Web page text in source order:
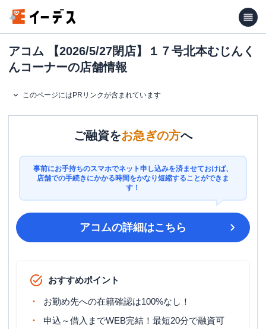
アコム 【2026/5/27閉店】１７号北本むじんく
んコーナーの店舗情報
このページにはPRリンクが含まれています
ご融資をお急ぎの方へ
事前にお手持ちのスマホでネット申し込みを済ませておけば、
店舗での手続きにかかる時間をかなり短縮することができま
す！
アコムの詳細はこちら
おすすめポイント
お勤め先への在籍確認は100%なし！
申込～借入までWEB完結！最短20分で融資可